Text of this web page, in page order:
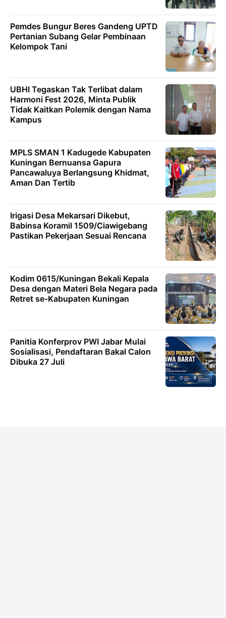
Pemdes Bungur Beres Gandeng UPTD
Pertanian Subang Gelar Pembinaan
Kelompok Tani
UBHI Tegaskan Tak Terlibat dalam
Harmoni Fest 2026, Minta Publik
Tidak Kaitkan Polemik dengan Nama
Kampus
MPLS SMAN 1 Kadugede Kabupaten
Kuningan Bernuansa Gapura
Pancawaluya Berlangsung Khidmat,
Aman Dan Tertib
Irigasi Desa Mekarsari Dikebut,
Babinsa Koramil 1509/Ciawigebang
Pastikan Pekerjaan Sesuai Rencana
Kodim 0615/Kuningan Bekali Kepala
Desa dengan Materi Bela Negara pada
Retret se-Kabupaten Kuningan
Panitia Konferprov PWI Jabar Mulai
Sosialisasi, Pendaftaran Bakal Calon
Dibuka 27 Juli